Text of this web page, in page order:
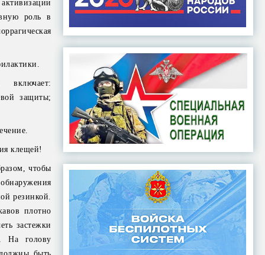
роль в
включает:
защиты;
клещей!
чтобы
резинкой.
плотно
застежки
На голову